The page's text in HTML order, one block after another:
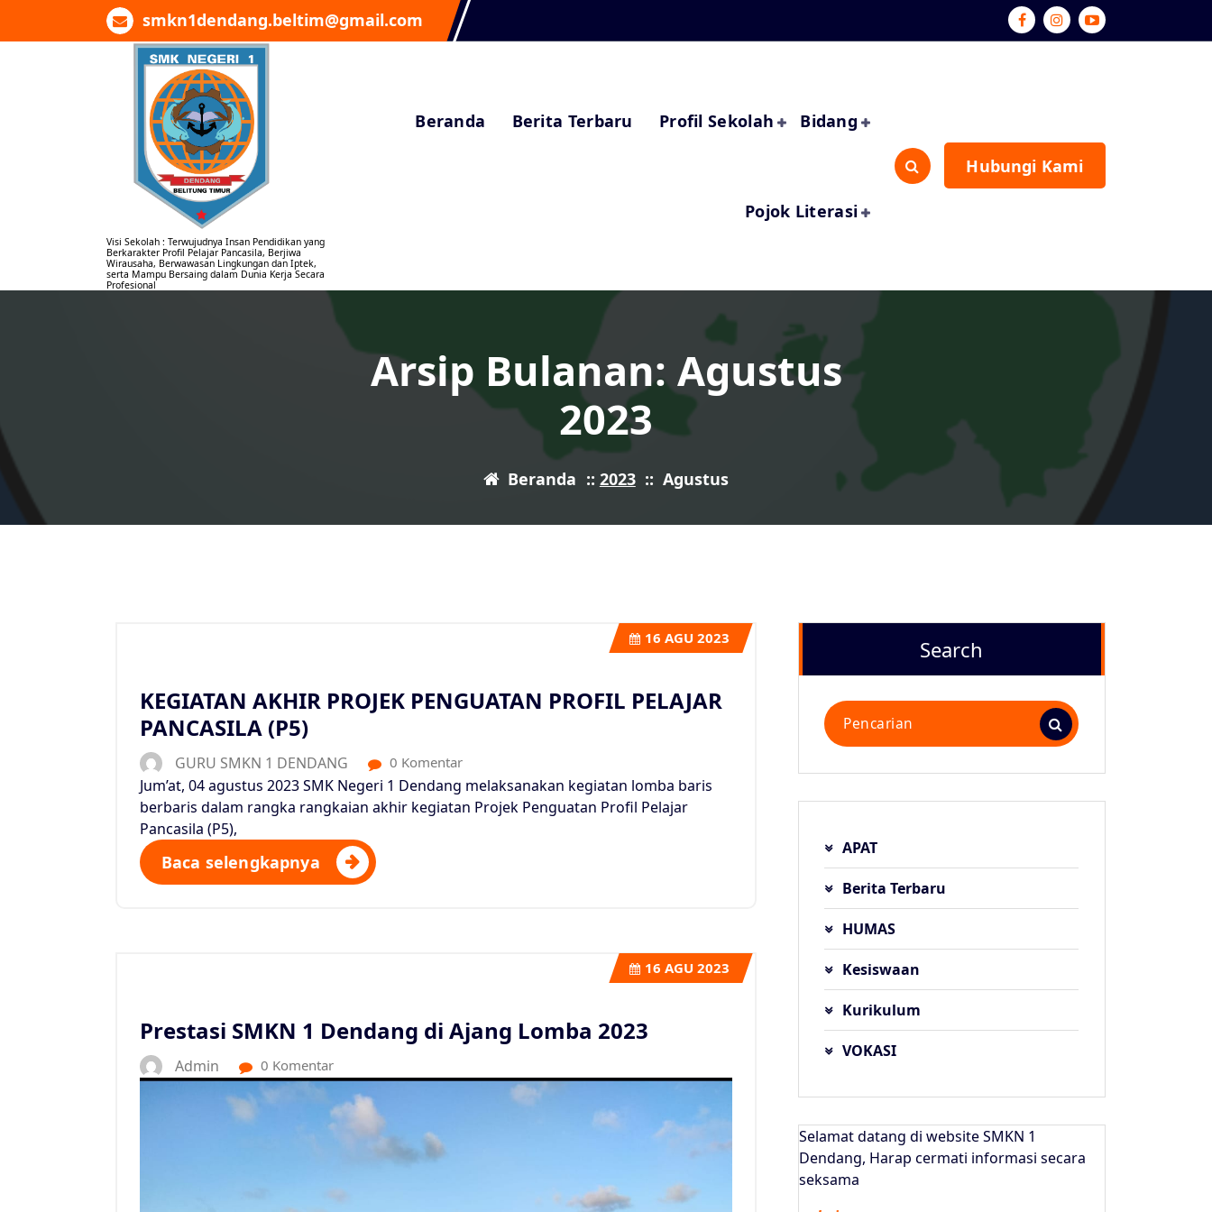
smkn1dendang.beltim@gmail.com
Visi Sekolah : Terwujudnya Insan Pendidikan yang
Berkarakter Profil Pelajar Pancasila, Berjiwa
Wirausaha, Berwawasan Lingkungan dan Iptek,
serta Mampu Bersaing dalam Dunia Kerja Secara
Profesional
Beranda Berita Terbaru Profil Sekolah Bidang
Pojok Literasi
Hubungi Kami
Arsip Bulanan: Agustus
2023
Beranda :: 2023:: Agustus
KEGIATAN AKHIR PROJEK PENGUATAN PROFIL PELAJAR
PANCASILA (P5)
16 AGU 2023
GURU SMKN 1 DENDANG 0 Komentar
Jum’at, 04 agustus 2023 SMK Negeri 1 Dendang melaksanakan kegiatan lomba baris
berbaris dalam rangka rangkaian akhir kegiatan Projek Penguatan Profil Pelajar
Pancasila (P5),
Baca selengkapnya
Prestasi SMKN 1 Dendang di Ajang Lomba 2023
16 AGU 2023
Admin 0 Komentar
Search
Pencarian
untuk:
APAT
Berita Terbaru
HUMAS
Kesiswaan
Kurikulum
VOKASI
Selamat datang di website SMKN 1
Dendang, Harap cermati informasi secara
seksama